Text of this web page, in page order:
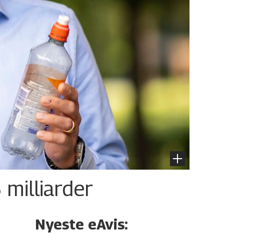
milliarder
Nyeste eAvis: